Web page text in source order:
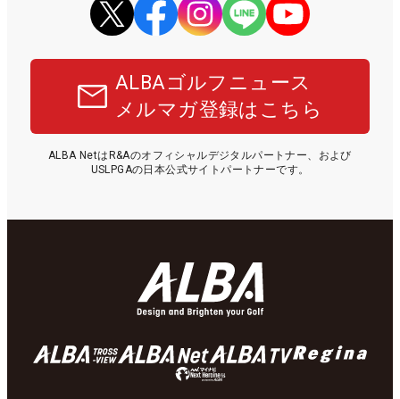
ALBAゴルフニュース
メルマガ登録はこちら
ALBA NetはR&Aのオフィシャルデジタルパートナー、および
USLPGAの日本公式サイトパートナーです。